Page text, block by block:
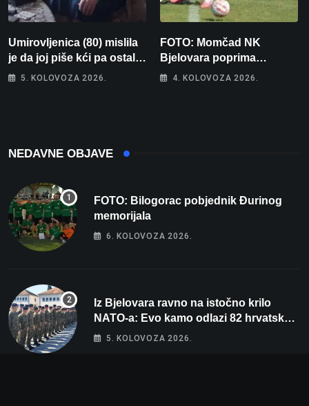
Umirovljenica (80) mislila
je da joj piše kći pa ostala
bez 1000 eura
5. KOLOVOZA 2026.
FOTO: Momčad NK
Bjelovara poprima
jesenski izgled
4. KOLOVOZA 2026.
NEDAVNE OBJAVE
FOTO: Bilogorac pobjednik Đurinog
memorijala
6. KOLOVOZA 2026.
Iz Bjelovara ravno na istočno krilo
NATO-a: Evo kamo odlazi 82 hrvatska
vojnika i 6 vojnikinja
5. KOLOVOZA 2026.